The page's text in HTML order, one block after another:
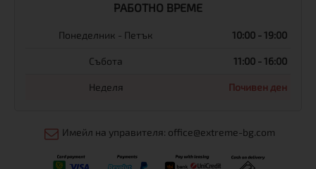
РАБОТНО ВРЕМЕ
Понеделник - Петък 10:00 - 19:00
Събота 11:00 - 16:00
Неделя Почивен ден
Имейл на управителя: office@extreme-bg.com